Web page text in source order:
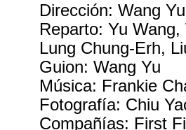
Dirección: Wang Yu
Reparto: Yu
Lung Chung-Erh,
Guion: Wang Yu
Música: Frankie
Fotografía: Chiu
Compañías: First